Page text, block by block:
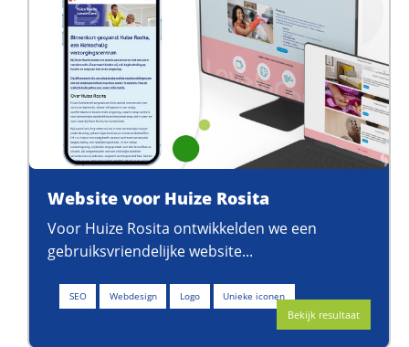
Website voor Huize Rosita
Voor Huize Rosita ontwikkelden we een
gebruiksvriendelijke website...
SEO Webdesign Logo Unieke iconen
Bekijk resultaat